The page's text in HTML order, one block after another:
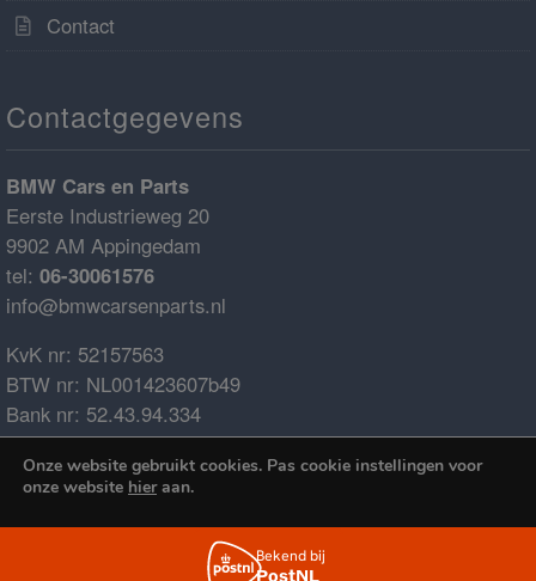
Contact
Contactgegevens
BMW Cars en Parts
Eerste Industrieweg 20
9902 AM Appingedam
tel: 06-30061576
info@bmwcarsenparts.nl
KvK nr: 52157563
BTW nr: NL001423607b49
Bank nr: 52.43.94.334
IBAN: NL68ABNA0524394334
BIC: ABNANL2A
Onze website gebruikt cookies. Pas cookie instellingen voor
onze website hieraan.